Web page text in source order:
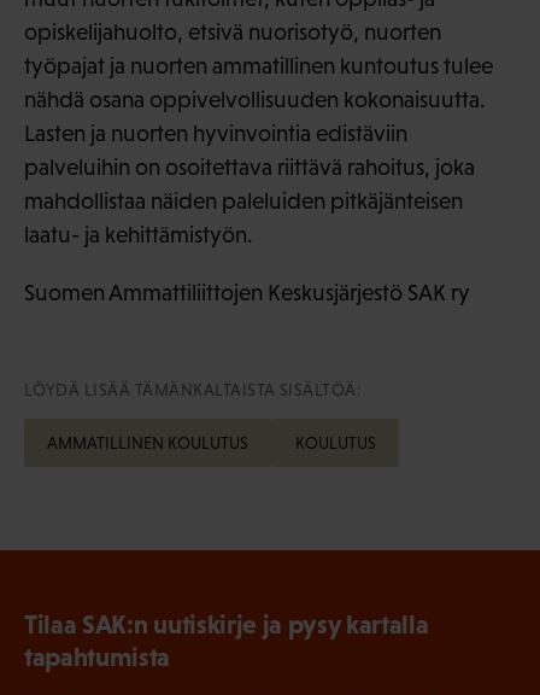
opiskelijahuolto, etsivä nuorisotyö, nuorten
työpajat ja nuorten ammatillinen kuntoutus tulee
nähdä osana oppivelvollisuuden kokonaisuutta.
Lasten ja nuorten hyvinvointia edistäviin
palveluihin on osoitettava riittävä rahoitus, joka
mahdollistaa näiden paleluiden pitkäjänteisen
laatu- ja kehittämistyön.
Suomen Ammattiliittojen Keskusjärjestö SAK ry
LÖYDÄ LISÄÄ TÄMÄNKALTAISTA SISÄLTÖÄ:
AMMATILLINEN KOULUTUS KOULUTUS
Tilaa SAK:n uutiskirje ja pysy kartalla
tapahtumista